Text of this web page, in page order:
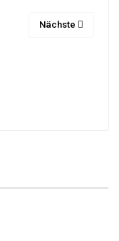
Nächste